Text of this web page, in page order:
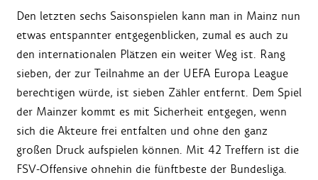
Den letzten sechs Saisonspielen kann man in Mainz nun
etwas entspannter entgegenblicken, zumal es auch zu
den internationalen Plätzen ein weiter Weg ist. Rang
sieben, der zur Teilnahme an der UEFA Europa League
berechtigen würde, ist sieben Zähler entfernt. Dem Spiel
der Mainzer kommt es mit Sicherheit entgegen, wenn
sich die Akteure frei entfalten und ohne den ganz
großen Druck aufspielen können. Mit 42 Treffern ist die
FSV-Offensive ohnehin die fünftbeste der Bundesliga.